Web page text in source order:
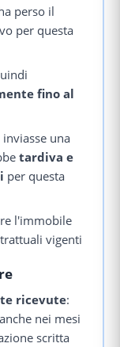
perso il
per questa
fino al
una
tardiva e
per questa
l'immobile
vigenti
ricevute:
nei mesi
scritta